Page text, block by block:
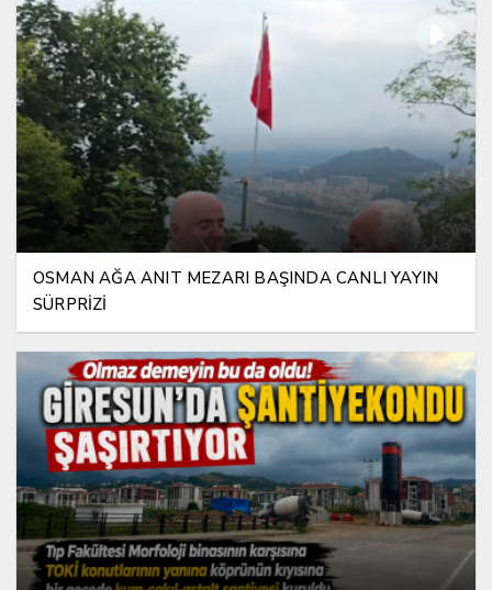
OSMAN AĞA ANIT MEZARI BAŞINDA CANLI YAYIN
SÜRPRİZİ